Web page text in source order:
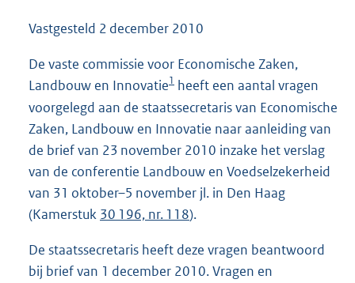
Vastgesteld 2 december 2010
De vaste commissie voor Economische Zaken,
Landbouw en Innovatie1 heeft een aantal vragen
voorgelegd aan de staatssecretaris van Economische
Zaken, Landbouw en Innovatie naar aanleiding van
de brief van 23 november 2010 inzake het verslag
van de conferentie Landbouw en Voedselzekerheid
van 31 oktober–5 november jl. in Den Haag
(Kamerstuk 30 196, nr. 118).
De staatssecretaris heeft deze vragen beantwoord
bij brief van 1 december 2010. Vragen en